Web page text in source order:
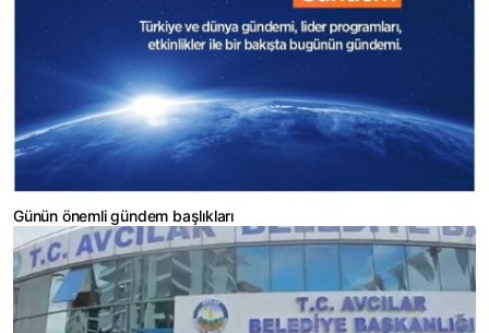
Günün önemli gündem başlıkları